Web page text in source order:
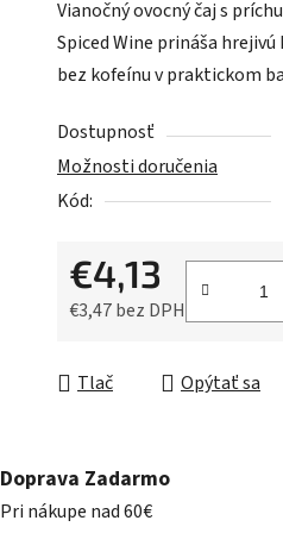
je
0,0
z
hviezdičiek.
Vianočný ovocný čaj s
Spiced Wine prináša
bez kofeínu v praktickom
Dostupnosť
Možnosti doručenia
Kód:
€4,13
€3,47 bez DPH
Tlač Opýtať sa
Doprava Zadarmo
Pri nákupe nad 60€